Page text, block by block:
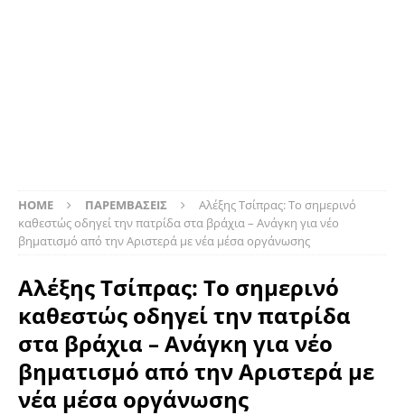
HOME ΠΑΡΕΜΒΑΣΕΙΣ
Aλέξης Τσίπρας: Το σημερινό
καθεστώς οδηγεί την πατρίδα στα βράχια – Ανάγκη για νέο
βηματισμό από την Αριστερά με νέα μέσα οργάνωσης
Aλέξης Τσίπρας: Το σημερινό
καθεστώς οδηγεί την πατρίδα
στα βράχια – Ανάγκη για νέο
βηματισμό από την Αριστερά με
νέα μέσα οργάνωσης